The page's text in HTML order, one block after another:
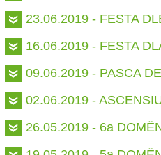
23.06.2019 - FESTA
16.06.2019 - FESTA
09.06.2019 - PASCA
02.06.2019 -
26.05.2019 - 6a